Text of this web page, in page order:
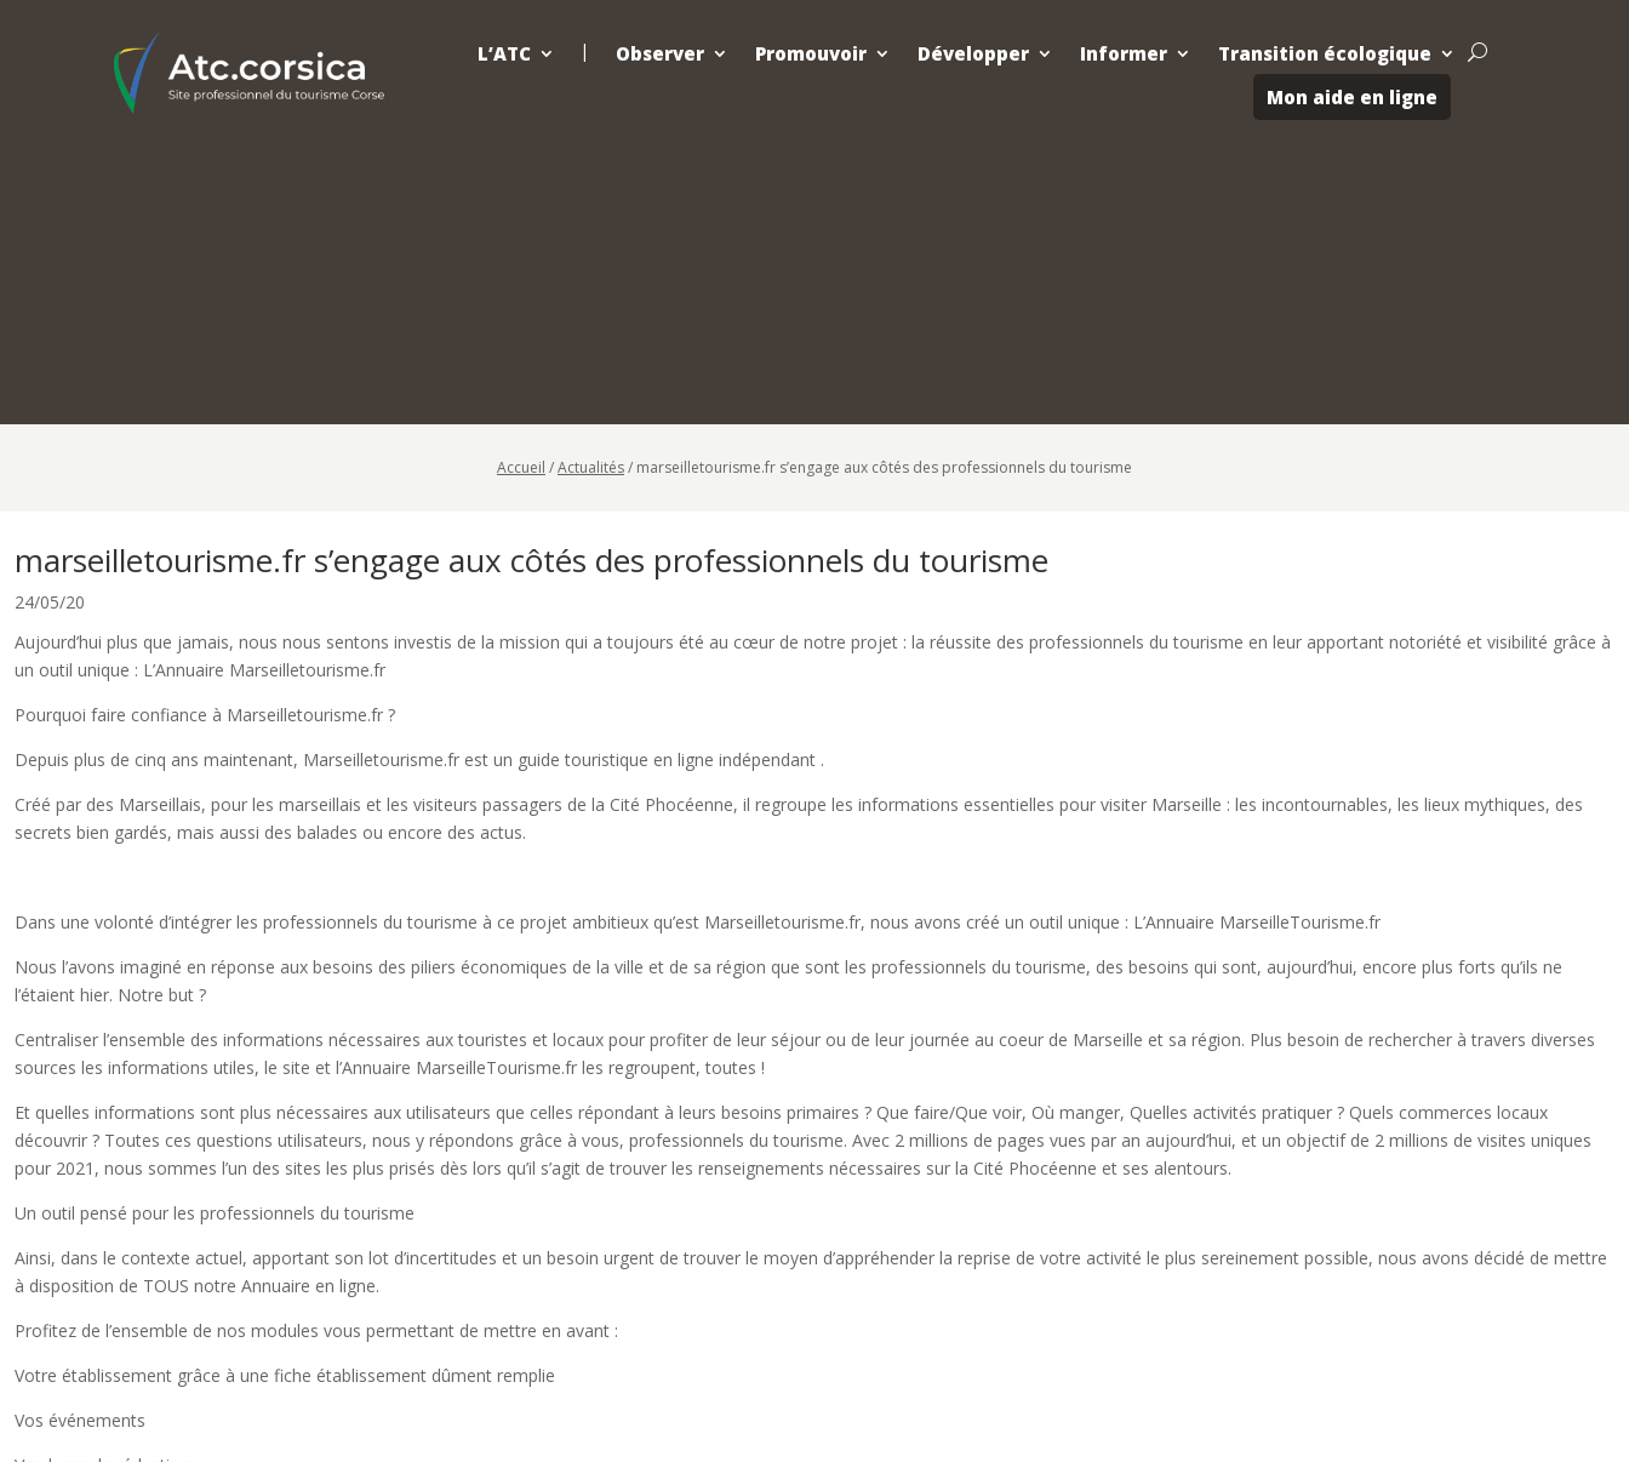
L’ATC Observer Promouvoir Développer Informer
Transition écologique
Mon aide en ligne
U
Accueil /Actualités/ marseilletourisme.fr s’engage aux côtés des professionnels du tourisme
marseilletourisme.fr s’engage aux côtés des professionnels du tourisme
24/05/20
Aujourd’hui plus que jamais, nous nous sentons investis de la mission qui a toujours été au cœur de notre projet : la réussite des professionnels du tourisme en leur apportant notoriété et visibilité grâce à
un outil unique : L’Annuaire Marseilletourisme.fr
Pourquoi faire confiance à Marseilletourisme.fr ?
Depuis plus de cinq ans maintenant, Marseilletourisme.fr est un guide touristique en ligne indépendant .
Créé par des Marseillais, pour les marseillais et les visiteurs passagers de la Cité Phocéenne, il regroupe les informations essentielles pour visiter Marseille : les incontournables, les lieux mythiques, des
secrets bien gardés, mais aussi des balades ou encore des actus.
Dans une volonté d’intégrer les professionnels du tourisme à ce projet ambitieux qu’est Marseilletourisme.fr, nous avons créé un outil unique : L’Annuaire MarseilleTourisme.fr
Nous l’avons imaginé en réponse aux besoins des piliers économiques de la ville et de sa région que sont les professionnels du tourisme, des besoins qui sont, aujourd’hui, encore plus forts qu’ils ne
l’étaient hier. Notre but ?
Centraliser l’ensemble des informations nécessaires aux touristes et locaux pour profiter de leur séjour ou de leur journée au coeur de Marseille et sa région. Plus besoin de rechercher à travers diverses
sources les informations utiles, le site et l’Annuaire MarseilleTourisme.fr les regroupent, toutes !
Et quelles informations sont plus nécessaires aux utilisateurs que celles répondant à leurs besoins primaires ? Que faire/Que voir, Où manger, Quelles activités pratiquer ? Quels commerces locaux
découvrir ? Toutes ces questions utilisateurs, nous y répondons grâce à vous, professionnels du tourisme. Avec 2 millions de pages vues par an aujourd’hui, et un objectif de 2 millions de visites uniques
pour 2021, nous sommes l’un des sites les plus prisés dès lors qu’il s’agit de trouver les renseignements nécessaires sur la Cité Phocéenne et ses alentours.
Un outil pensé pour les professionnels du tourisme
Ainsi, dans le contexte actuel, apportant son lot d’incertitudes et un besoin urgent de trouver le moyen d’appréhender la reprise de votre activité le plus sereinement possible, nous avons décidé de mettre
à disposition de TOUS notre Annuaire en ligne.
Profitez de l’ensemble de nos modules vous permettant de mettre en avant :
Votre établissement grâce à une fiche établissement dûment remplie
Vos événements